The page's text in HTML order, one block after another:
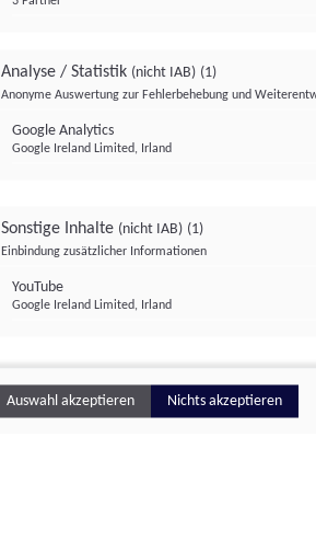
Analyse / Statistik (nicht IAB) (1)
Anonyme Auswertung zur Fehlerbehebung und
Google Analytics
Google Ireland Limited, Irland
Sonstige Inhalte (nicht IAB) (1)
Einbindung zusätzlicher Informationen
YouTube
Google Ireland Limited, Irland
Auswahl akzeptieren Nichts akzeptieren